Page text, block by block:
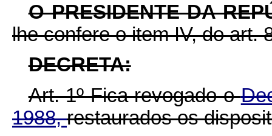
O PRESIDENTE DA
lhe confere o item IV, do art.
DECRETA:
Art. 1º Fica revogado o
1988,restaurados os